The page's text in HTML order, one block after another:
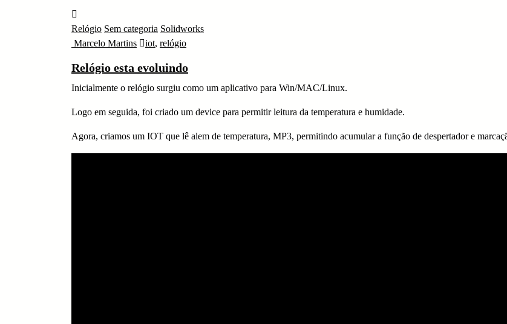
Relógio Sem categoria Solidworks
Marcelo Martins
iot, relógio
Relógio esta evoluindo
Inicialmente o relógio surgiu como um aplicativo para Win/MAC/Linux.
Logo em seguida, foi criado um device para permitir leitura da temperatura e humidade.
Agora, criamos um IOT que lê alem de temperatura, MP3, permitindo acumular a função de despertador e